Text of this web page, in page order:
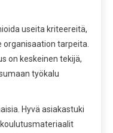
useita kriteereitä,
tarpeita.
on keskeinen tekijä,
työkalu
Hyvä asiakastuki